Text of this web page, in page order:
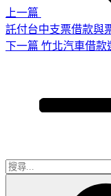
上一篇
託付台中支票借款與
下
下一篇 竹北汽車借款
搜